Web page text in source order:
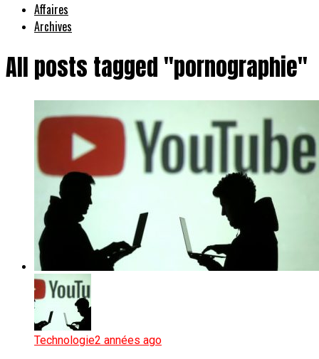
Affaires
Archives
All posts tagged "pornographie"
Technologie2 années ago